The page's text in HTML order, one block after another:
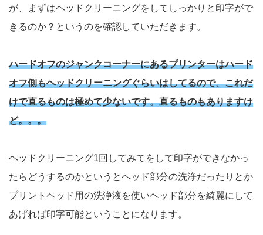
が、まずはヘッドクリーニングをしてしっかりと印字がで
きるのか？というのを確認していただきます。
ハードオフのジャンクコーナーにあるプリンターはハード
オフ側もヘッドクリーニングぐらいはしてるので、これだ
けで直るものは極めて少ないです。直るものもありますけ
ど。。。
ヘッドクリーニング1回してみてをして印字ができなかっ
たらどうするのかというとヘッド部分の洗浄だったりとか
プリントヘッド用の洗浄液を使いヘッド部分を綺麗にして
あげれば印字可能ということになります。